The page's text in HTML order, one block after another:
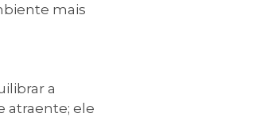
mais
a
atraente; ele